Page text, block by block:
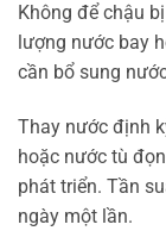
Không để chậu
lượng nước bay
cần bổ sung
Thay nước định
hoặc nước tù
phát triển. Tần
ngày một lần.